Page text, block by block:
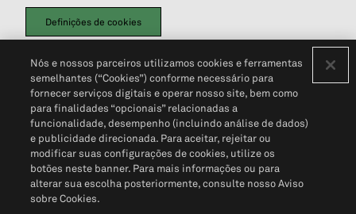
Definições de cookies
Política de PrivacidadePortal de privacidade do cliente (em inglês)
Não Venda Minhas Informações Pessoais© 2026 S&P Global
Nós e nossos parceiros utilizamos cookies e ferramentas
semelhantes (“Cookies”) conforme necessário para
fornecer serviços digitais e operar nosso site, bem como
para finalidades “opcionais” relacionadas a
funcionalidade, desempenho (incluindo análise de dados)
e publicidade direcionada. Para aceitar, rejeitar ou
modificar suas configurações de cookies, utilize os
botões neste banner. Para mais informações ou para
alterar sua escolha posteriormente, consulte nosso Aviso
sobre Cookies.